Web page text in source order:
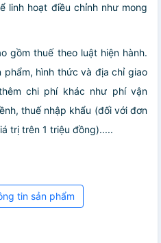
linh hoạt điều chỉnh như mong
gồm thuế theo luật hiện hành.
phẩm, hình thức và địa chỉ giao
chi phí khác như phí vận
thuế nhập khẩu (đối với đơn
trị trên 1 triệu đồng).....
tin sản phẩm